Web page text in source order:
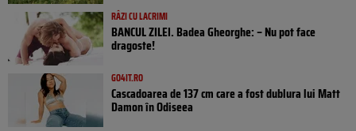
RÂZI CU LACRIMI
BANCUL ZILEI. Badea Gheorghe: – Nu pot face
dragoste!
GO4IT.RO
Cascadoarea de 137 cm care a fost dublura lui Matt
Damon în Odiseea